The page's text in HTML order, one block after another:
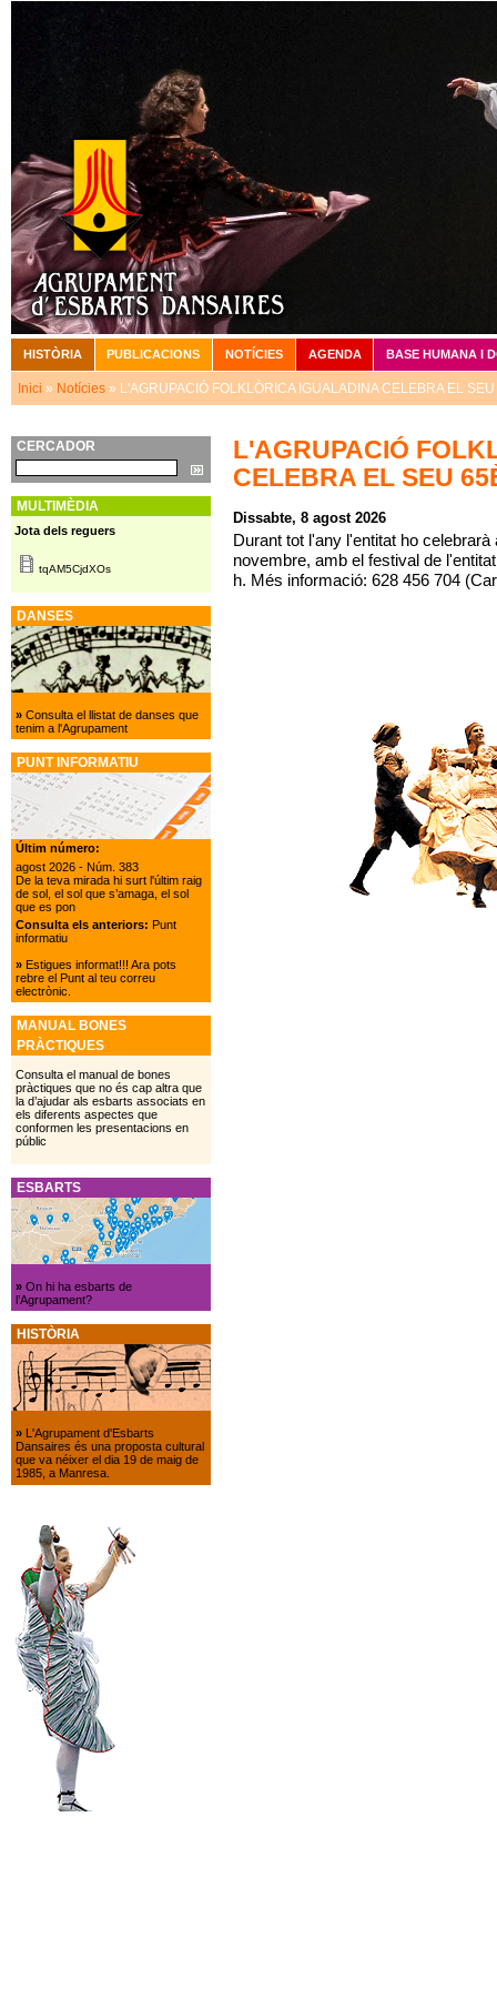
L'AGRUPACIÓ
CELEBRA EL SEU
Dissabte, 8 agost 2026
Durant tot l'any l'entitat ho
novembre, amb el festival de
h. Més informació: 628 456 704
Menú principal
HISTÒRIA PUBLICACIONS NOTÍCIES AGENDA BASE HUMANA I
Esteu aquí
Inici » Notícies » L'AGRUPACIÓ FOLKLÒRICA IGUALADINA CELEBRA EL
CERCADOR
Cerca
MULTIMÈDIA
Jota dels reguers
tqAM5CjdXOs
DANSES
»Consulta el llistat de danses que
tenim a l'Agrupament
PUNT INFORMATIU
Últim número:
agost 2026 - Núm. 383
De la teva mirada hi surt l'últim raig
de sol, el sol que s’amaga, el sol
que es pon
Consulta els anteriors: Punt
informatiu
»Estigues informat!!! Ara pots
rebre el Punt al teu correu
electrònic.
MANUAL BONES
PRÀCTIQUES
Consulta el manual de bones
pràctiques que no és cap altra que
la d’ajudar als esbarts associats en
els diferents aspectes que
conformen les presentacions en
públic
ESBARTS
»On hi ha esbarts de
l’Agrupament?
HISTÒRIA
» L'Agrupament d'Esbarts
Dansaires és una proposta cultural
que va néixer el dia 19 de maig de
1985, a Manresa.